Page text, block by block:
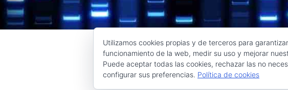
Raúl de la
Utilizamos cookies propias y de terceros para
funcionamiento de la web, medir su uso y mejorar
Puede aceptar todas las cookies, rechazar las no
configurar sus preferencias. Política de cookies